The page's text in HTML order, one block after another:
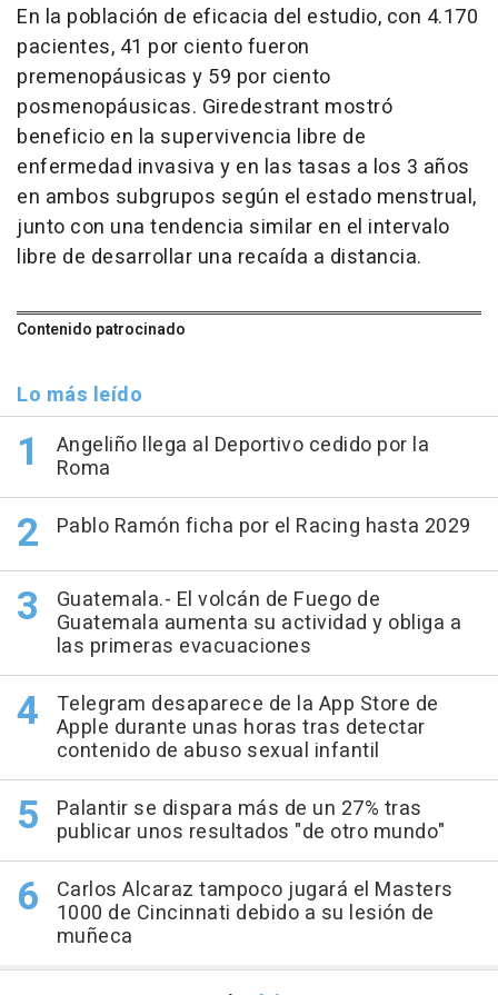
En la población de eficacia del estudio, con 4.170
pacientes, 41 por ciento fueron
premenopáusicas y 59 por ciento
posmenopáusicas. Giredestrant mostró
beneficio en la supervivencia libre de
enfermedad invasiva y en las tasas a los 3 años
en ambos subgrupos según el estado menstrual,
junto con una tendencia similar en el intervalo
libre de desarrollar una recaída a distancia.
Contenido patrocinado
Lo más leído
Angeliño llega al Deportivo cedido por la
Roma
Pablo Ramón ficha por el Racing hasta 2029
Guatemala.- El volcán de Fuego de
Guatemala aumenta su actividad y obliga a
las primeras evacuaciones
Telegram desaparece de la App Store de
Apple durante unas horas tras detectar
contenido de abuso sexual infantil
Palantir se dispara más de un 27% tras
publicar unos resultados "de otro mundo"
Carlos Alcaraz tampoco jugará el Masters
1000 de Cincinnati debido a su lesión de
muñeca